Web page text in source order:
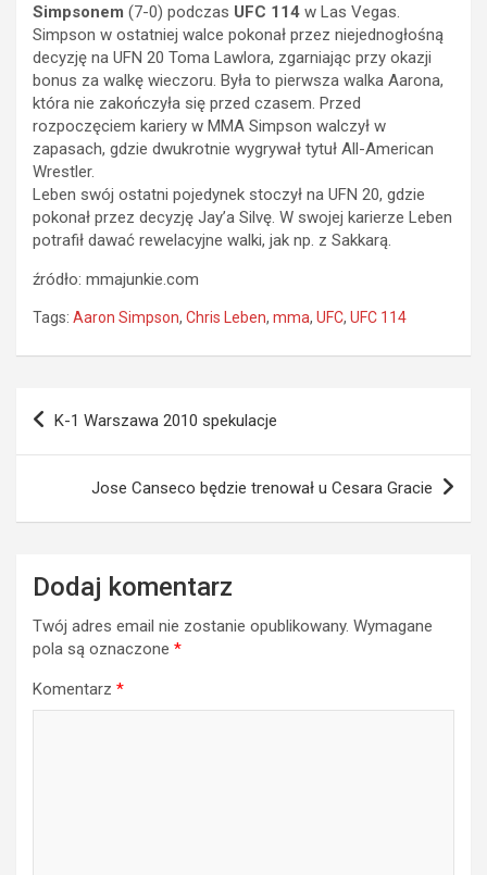
Simpsonem (7-0) podczas UFC 114 w Las Vegas.
Simpson w ostatniej walce pokonał przez niejednogłośną
decyzję na UFN 20 Toma Lawlora, zgarniając przy okazji
bonus za walkę wieczoru. Była to pierwsza walka Aarona,
która nie zakończyła się przed czasem. Przed
rozpoczęciem kariery w MMA Simpson walczył w
zapasach, gdzie dwukrotnie wygrywał tytuł All-American
Wrestler.
Leben swój ostatni pojedynek stoczył na UFN 20, gdzie
pokonał przez decyzję Jay’a Silvę. W swojej karierze Leben
potrafił dawać rewelacyjne walki, jak np. z Sakkarą.
źródło: mmajunkie.com
Tags: Aaron Simpson, Chris Leben, mma, UFC, UFC 114
Nawigacja
K-1 Warszawa 2010 spekulacje
Jose Canseco będzie trenował u Cesara Gracie
Dodaj komentarz
Twój adres email nie zostanie opublikowany. Wymagane
pola są oznaczone *
Komentarz *